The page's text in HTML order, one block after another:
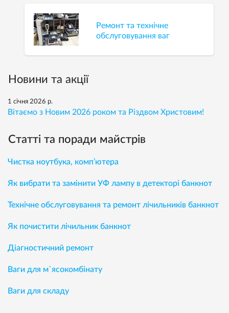
Ремонт та технічне
обслуговування ваг
Новини та акції
1 січня 2026 р.
Вітаємо з Новим 2026 роком та Різдвом Христовим!
Статті та поради майстрів
Чистка ноутбука, комп’ютера
Як вибрати та замінити УФ лампу в детекторі банкнот
Технічне обслуговування та ремонт лічильників банкнот
Як почистити лічильник банкнот
Діагностичний ремонт
Ваги для м`ясокомбінату
Ваги для складу